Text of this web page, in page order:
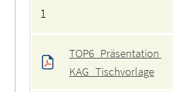
1
TOP6_Präsentation
KAG_Tischvorlage